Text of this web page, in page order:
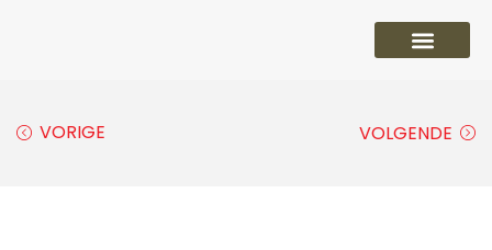
VORIGE VOLGENDE